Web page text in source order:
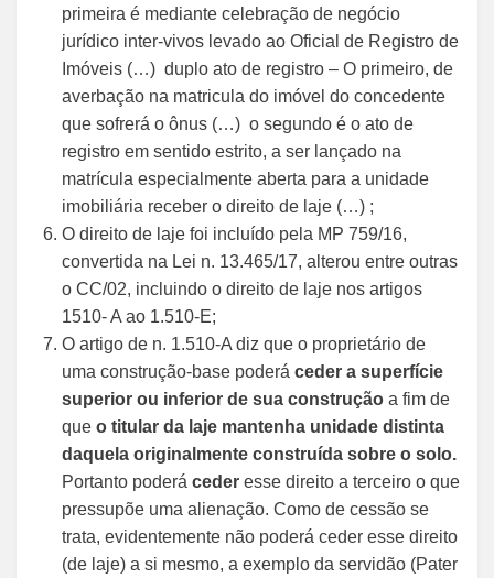
primeira é mediante celebração de negócio
jurídico inter-vivos levado ao Oficial de Registro de
Imóveis (…) duplo ato de registro – O primeiro, de
averbação na matricula do imóvel do concedente
que sofrerá o ônus (…) o segundo é o ato de
registro em sentido estrito, a ser lançado na
matrícula especialmente aberta para a unidade
imobiliária receber o direito de laje (…) ;
O direito de laje foi incluído pela MP 759/16,
convertida na Lei n. 13.465/17, alterou entre outras
o CC/02, incluindo o direito de laje nos artigos
1510- A ao 1.510-E;
O artigo de n. 1.510-A diz que o proprietário de
uma construção-base poderá ceder a superfície
superior ou inferior de sua construção a fim de
que o titular da laje mantenha unidade distinta
daquela originalmente construída sobre o solo.
Portanto poderá ceder esse direito a terceiro o que
pressupõe uma alienação. Como de cessão se
trata, evidentemente não poderá ceder esse direito
(de laje) a si mesmo, a exemplo da servidão (Pater